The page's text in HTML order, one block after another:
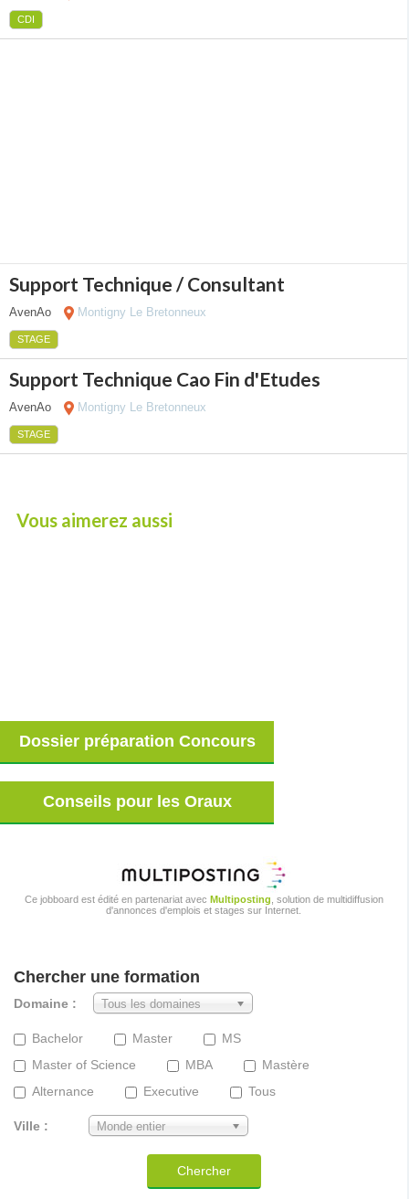
CDI
Support Technique / Consultant
AvenAo Montigny Le Bretonneux
STAGE
Support Technique Cao Fin d'Etudes
AvenAo Montigny Le Bretonneux
STAGE
Vous aimerez aussi
Dossier préparation Concours
Conseils pour les Oraux
Ce jobboard est édité en partenariat avec Multiposting , solution de multidiffusion
d'annonces d'emplois et stages sur Internet.
Chercher une formation
Domaine : Tous les domaines
Bachelor Master
MS
Master of Science
MBA
Mastère
Alternance
Executive Tous
Ville : Monde entier
Chercher